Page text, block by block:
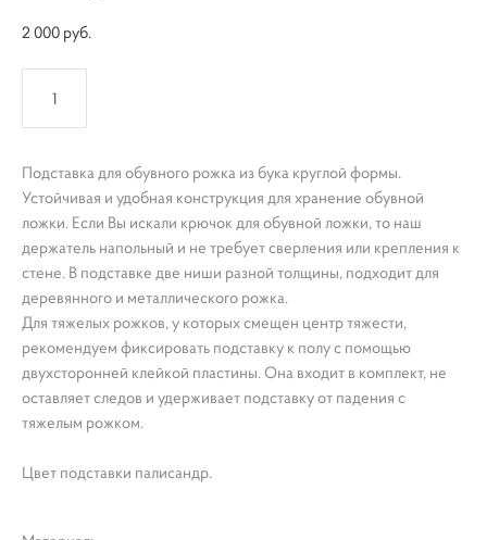
2 000 pуб.
Подставка для обувного рожка из бука круглой формы.
Устойчивая и удобная конструкция для хранение обувной
ложки. Если Вы искали крючок для обувной ложки, то наш
держатель напольный и не требует сверления или крепления к
стене. В подставке две ниши разной толщины, подходит для
деревянного и металлического рожка.
Для тяжелых рожков, у которых смещен центр тяжести,
рекомендуем фиксировать подставку к полу с помощью
двухсторонней клейкой пластины. Она входит в комплект, не
оставляет следов и удерживает подставку от падения с
тяжелым рожком.
Цвет подставки палисандр.